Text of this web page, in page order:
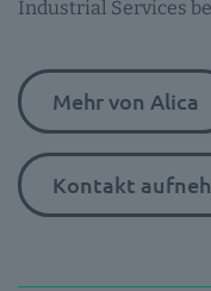
Industrial Services
Mehr von Alica
Kontakt